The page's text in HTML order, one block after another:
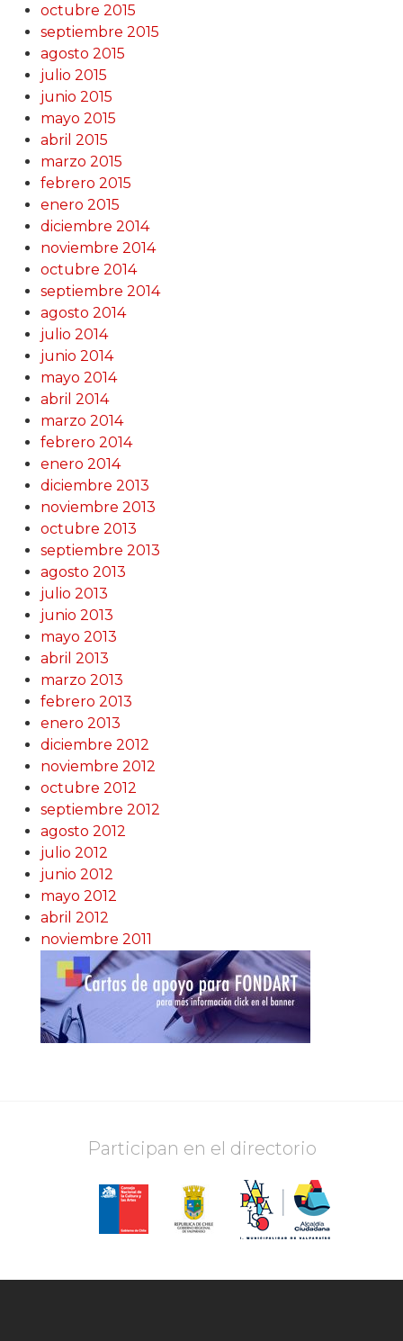
octubre 2015
septiembre 2015
agosto 2015
julio 2015
junio 2015
mayo 2015
abril 2015
marzo 2015
febrero 2015
enero 2015
diciembre 2014
noviembre 2014
octubre 2014
septiembre 2014
agosto 2014
julio 2014
junio 2014
mayo 2014
abril 2014
marzo 2014
febrero 2014
enero 2014
diciembre 2013
noviembre 2013
octubre 2013
septiembre 2013
agosto 2013
julio 2013
junio 2013
mayo 2013
abril 2013
marzo 2013
febrero 2013
enero 2013
diciembre 2012
noviembre 2012
octubre 2012
septiembre 2012
agosto 2012
julio 2012
junio 2012
mayo 2012
abril 2012
noviembre 2011
Participan en el directorio